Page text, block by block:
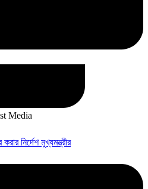
Media
নির্দেশ মুখ্যমন্ত্রীর